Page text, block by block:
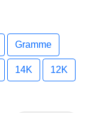
Gramme
14K 12K